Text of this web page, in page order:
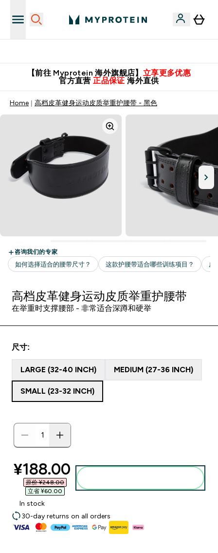
【前往 Myprotein 海外旗舰店】 立享更多优惠
官方直营 正品保证 海外直供
Home 高档皮革健身运动皮质举重护腰带 - 黑色
高档皮革健身运动皮质举重护腰带
在举重时支撑腰部 - 非常适合深蹲和硬举
尺寸:
LARGE (32-40 INCH) MEDIUM (27-36 INCH)
SMALL (23-32 INCH)
discounted price
¥188.00‎
原价 ¥248.00‎
立省 ¥60.00‎
In stock
30-day returns on all orders